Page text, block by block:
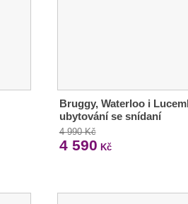
Bruggy, Waterloo i
ubytování se snídaní
4 990 Kč
4 590 Kč